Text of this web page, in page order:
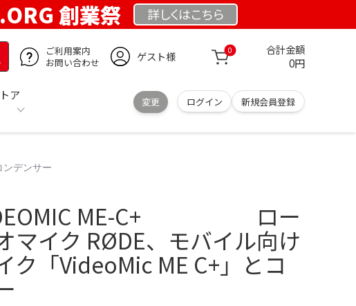
創業祭 詳しくはこちら
ご利用案内
お問い合わせ
ゲスト様 0 合計金額
0円
ア
変更 ログイン 新規会員登録
デンサー
ME-C+ ロー
イク RØDE、モバイル向け
ク「VideoMic ME C+」とコ